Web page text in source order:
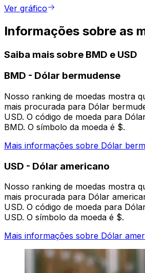
Ver gráfico
Informações sobre as
Saiba mais sobre BMD e USD
BMD - Dólar bermudense
Nosso ranking de moedas mostra
mais procurada para Dólar
USD. O código de moeda para
BMD. O símbolo da moeda é $.
Mais informações sobre Dólar
USD - Dólar americano
Nosso ranking de moedas mostra
mais procurada para Dólar
USD. O código de moeda para
USD. O símbolo da moeda é $.
Mais informações sobre Dólar